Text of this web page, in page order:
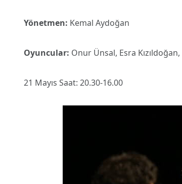
Yönetmen: Kemal Aydoğan
Oyuncular: Onur Ünsal, Esra
21 Mayıs Saat: 20.30-16.00